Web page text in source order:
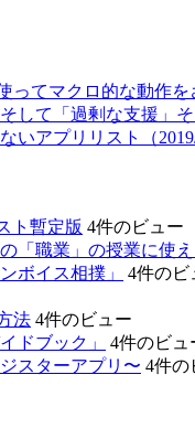
ってマクロ的な動作
して「過剰な支援」
いアプリリスト（2019/
ト暫定版 4件のビュー
「職業」の授業に使
ボイス相撲」
4件のビ
法 4件のビュー
ドブック」
4件のビュ
スターアプリ〜 4件の